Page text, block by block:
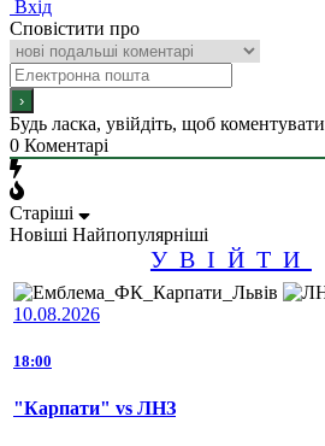
Вхід
Сповістити про
Будь ласка, увійдіть, щоб коментувати
0 Коментарі
Старіші
Новіші Найпопулярніші
УВІЙТИ
10.08.2026
18:00
"Карпати" vs ЛНЗ